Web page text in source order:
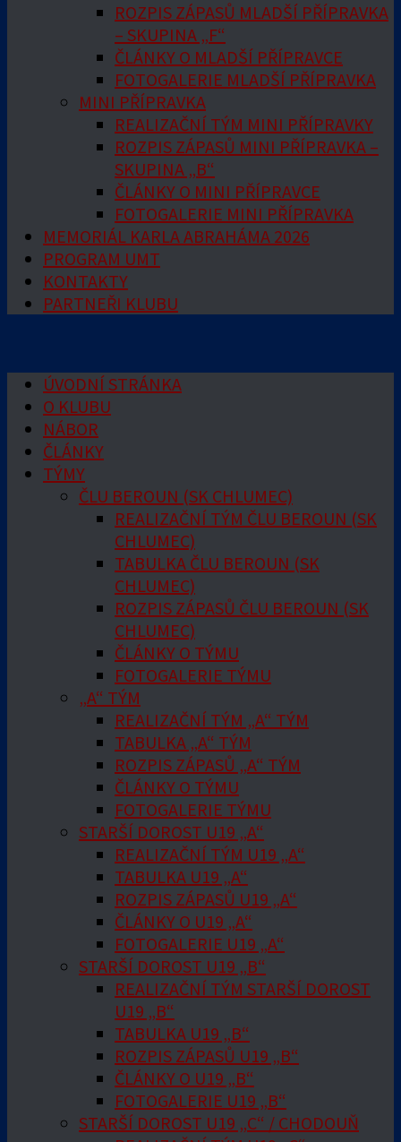
ROZPIS ZÁPASŮ MLADŠÍ PŘÍPRAVKA
– SKUPINA „F“
ČLÁNKY O MLADŠÍ PŘÍPRAVCE
FOTOGALERIE MLADŠÍ PŘÍPRAVKA
MINI PŘÍPRAVKA
REALIZAČNÍ TÝM MINI PŘÍPRAVKY
ROZPIS ZÁPASŮ MINI PŘÍPRAVKA –
SKUPINA „B“
ČLÁNKY O MINI PŘÍPRAVCE
FOTOGALERIE MINI PŘÍPRAVKA
MEMORIÁL KARLA ABRAHÁMA 2026
PROGRAM UMT
KONTAKTY
PARTNEŘI KLUBU
ÚVODNÍ STRÁNKA
O KLUBU
NÁBOR
ČLÁNKY
TÝMY
ČLU BEROUN (SK CHLUMEC)
REALIZAČNÍ TÝM ČLU BEROUN (SK
CHLUMEC)
TABULKA ČLU BEROUN (SK
CHLUMEC)
ROZPIS ZÁPASŮ ČLU BEROUN (SK
CHLUMEC)
ČLÁNKY O TÝMU
FOTOGALERIE TÝMU
„A“ TÝM
REALIZAČNÍ TÝM „A“ TÝM
TABULKA „A“ TÝM
ROZPIS ZÁPASŮ „A“ TÝM
ČLÁNKY O TÝMU
FOTOGALERIE TÝMU
STARŠÍ DOROST U19 „A“
REALIZAČNÍ TÝM U19 „A“
TABULKA U19 „A“
ROZPIS ZÁPASŮ U19 „A“
ČLÁNKY O U19 „A“
FOTOGALERIE U19 „A“
STARŠÍ DOROST U19 „B“
REALIZAČNÍ TÝM STARŠÍ DOROST
U19 „B“
TABULKA U19 „B“
ROZPIS ZÁPASŮ U19 „B“
ČLÁNKY O U19 „B“
FOTOGALERIE U19 „B“
STARŠÍ DOROST U19 „C“ / CHODOUŇ